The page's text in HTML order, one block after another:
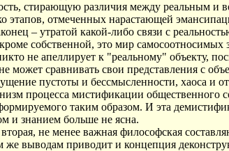
стирающую различия между реальным и
этапов, отмеченных нарастающей
– утратой какой-либо связи с
собственной, это мир
не апеллирует к "реальному" объекту,
сравнивать свои представления с
пустоты и бессмысленности, хаоса и
процесса мистификации
таким образом. И эта
и знанием больше не ясна.
вторая, не менее важная философская
же выводам приводит и концепция